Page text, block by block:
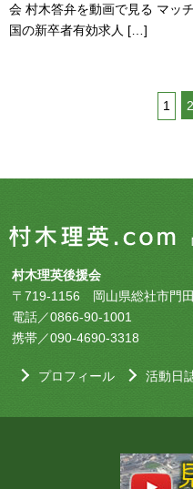
会 村木答弁を動画で見る マッ
国の新卒者有効求人 […]
1 2
村木理英後援会
〒719-1156 岡山県総社市門
電話／0866-90-1001
携帯／090-4690-3318
プロフィール 活動日